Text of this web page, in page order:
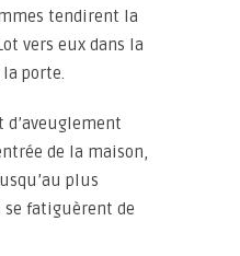
tendirent la
vers eux dans la
porte.
de la maison,
plus
se fatiguèrent de